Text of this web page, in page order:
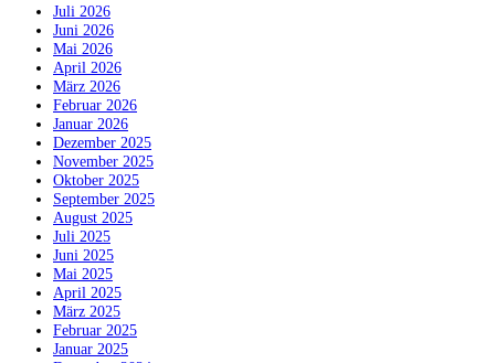
Juli 2026
Juni 2026
Mai 2026
April 2026
März 2026
Februar 2026
Januar 2026
Dezember 2025
November 2025
Oktober 2025
September 2025
August 2025
Juli 2025
Juni 2025
Mai 2025
April 2025
März 2025
Februar 2025
Januar 2025